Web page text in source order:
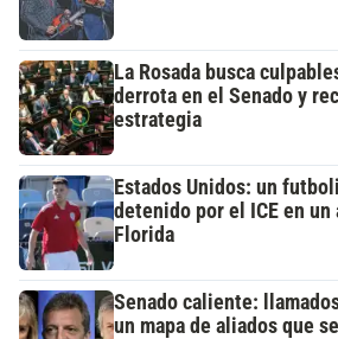
La Rosada busca
derrota en el Senado y
estrategia
Estados Unidos: un
detenido por el ICE en un
Florida
Senado caliente:
un mapa de aliados que